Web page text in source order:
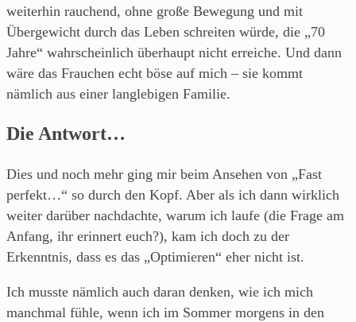
weiterhin rauchend, ohne große Bewegung und mit
Übergewicht durch das Leben schreiten würde, die „70
Jahre“ wahrscheinlich überhaupt nicht erreiche. Und dann
wäre das Frauchen echt böse auf mich – sie kommt
nämlich aus einer langlebigen Familie.
Die Antwort…
Dies und noch mehr ging mir beim Ansehen von „Fast
perfekt…“ so durch den Kopf. Aber als ich dann wirklich
weiter darüber nachdachte, warum ich laufe (die Frage am
Anfang, ihr erinnert euch?), kam ich doch zu der
Erkenntnis, dass es das „Optimieren“ eher nicht ist.
Ich musste nämlich auch daran denken, wie ich mich
manchmal fühle, wenn ich im Sommer morgens in den